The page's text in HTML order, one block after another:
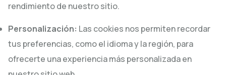
rendimiento de nuestro sitio.
Personalización: Las cookies nos permiten recordar
tus preferencias, como el idioma y la región, para
ofrecerte una experiencia más personalizada en